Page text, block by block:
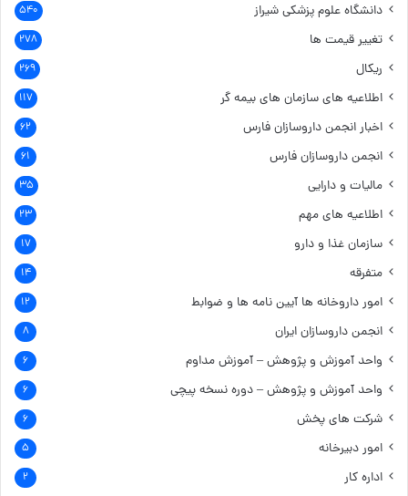
دانشگاه علوم پزشکی شیراز ۵۴۰
تغییر قیمت ها ۲۷۸
ریکال ۲۶۹
اطلاعیه های سازمان های بیمه گر ۱۱۷
اخبار انجمن داروسازان فارس ۶۲
انجمن داروسازان فارس ۶۱
مالیات و دارایی ۳۵
اطلاعیه های مهم ۲۳
سازمان غذا و دارو ۱۷
متفرقه ۱۴
امور داروخانه ها آیین نامه ها و ضوابط ۱۲
انجمن داروسازان ایران ۸
واحد آموزش و پژوهش – آموزش مداوم ۶
واحد آموزش و پژوهش – دوره نسخه پیچی ۶
شرکت های پخش ۶
امور دبیرخانه ۵
اداره کار ۲